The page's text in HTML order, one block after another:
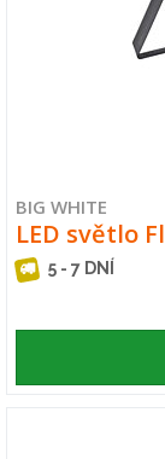
BIG WHITE
LED světlo
5 - 7 DNÍ